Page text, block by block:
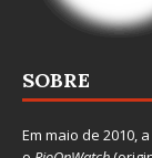
SOBRE
Em maio de 2010, a